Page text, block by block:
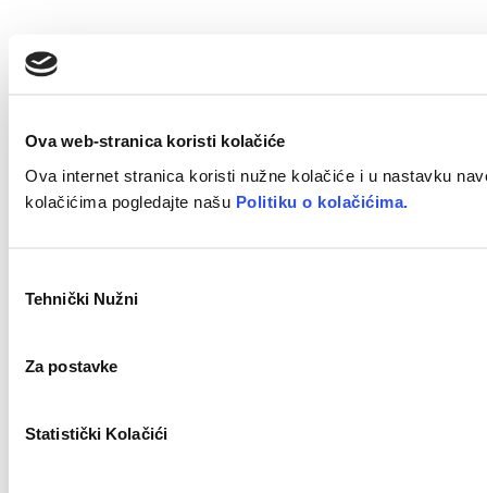
Ova web-stranica koristi kolačiće
Ova internet stranica koristi nužne kolačiće i u nastavku
kolačićima pogledajte našu Politiku o kolačićima.
pristanka
Tehnički Nužni
Za postavke
Statistički Kolačići